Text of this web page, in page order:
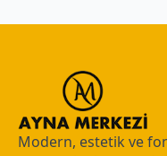
Modern, estetik ve